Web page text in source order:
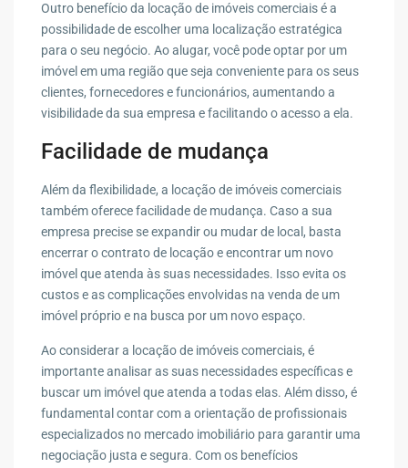
Outro benefício da locação de imóveis comerciais é a
possibilidade de escolher uma localização estratégica
para o seu negócio. Ao alugar, você pode optar por um
imóvel em uma região que seja conveniente para os seus
clientes, fornecedores e funcionários, aumentando a
visibilidade da sua empresa e facilitando o acesso a ela.
Facilidade de mudança
Além da flexibilidade, a locação de imóveis comerciais
também oferece facilidade de mudança. Caso a sua
empresa precise se expandir ou mudar de local, basta
encerrar o contrato de locação e encontrar um novo
imóvel que atenda às suas necessidades. Isso evita os
custos e as complicações envolvidas na venda de um
imóvel próprio e na busca por um novo espaço.
Ao considerar a locação de imóveis comerciais, é
importante analisar as suas necessidades específicas e
buscar um imóvel que atenda a todas elas. Além disso, é
fundamental contar com a orientação de profissionais
especializados no mercado imobiliário para garantir uma
negociação justa e segura. Com os benefícios